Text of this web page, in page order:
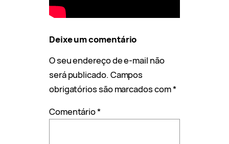
Deixe um comentário
O seu endereço de e-mail não
será publicado. Campos
obrigatórios são marcados com*
Comentário*